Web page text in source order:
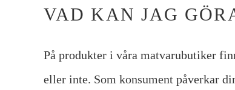
VAD KAN JAG
På produkter i våra matvarubutiker
eller inte. Som konsument påverkar